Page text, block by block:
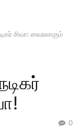
சிவா: வைரலாகும்
0